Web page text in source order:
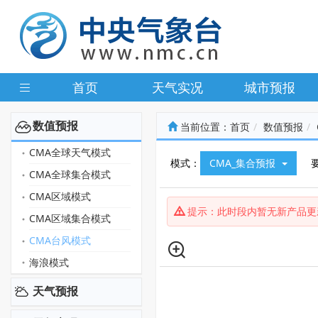
首页 天气实况 城市预报
数值预报
CMA全球天气模式
CMA全球集合模式
CMA区域模式
CMA区域集合模式
CMA台风模式
海浪模式
天气预报
当前位置： 首页 数值预报
模式： CMA_集合预报
提示：此时段内暂无新产品